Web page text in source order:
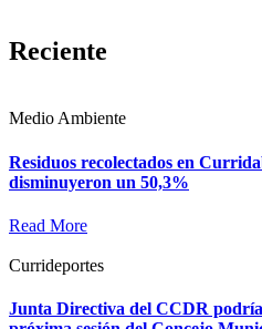
Reciente
Medio Ambiente
Residuos recolectados en
disminuyeron un 50,3%
Read More
Currideportes
Junta Directiva del CCDR